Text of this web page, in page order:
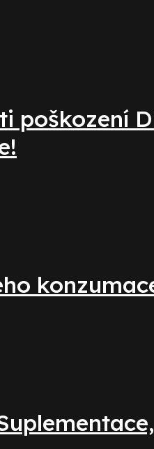
poškození